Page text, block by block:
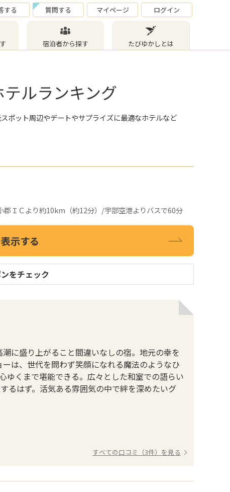
する 質問する マイページ ログイン
宿泊者から探す たびゆかしとは
テルランキング
ポット周辺やデートやサプライズに最適なホテルなど
郡ＩＣより約10km（約12分）/宇部空港よりバスで60分
示する
をチェック
に盛り上がること間違いなしの宿。地元の幸を
は、世代を問わず笑顔になれる魔法のようなひ
ゆくまで堪能できる。広々とした和室での語らい
るはず。活気ある雰囲気の中で絆を深めたいグ
すべての口コミ（3件）を見る